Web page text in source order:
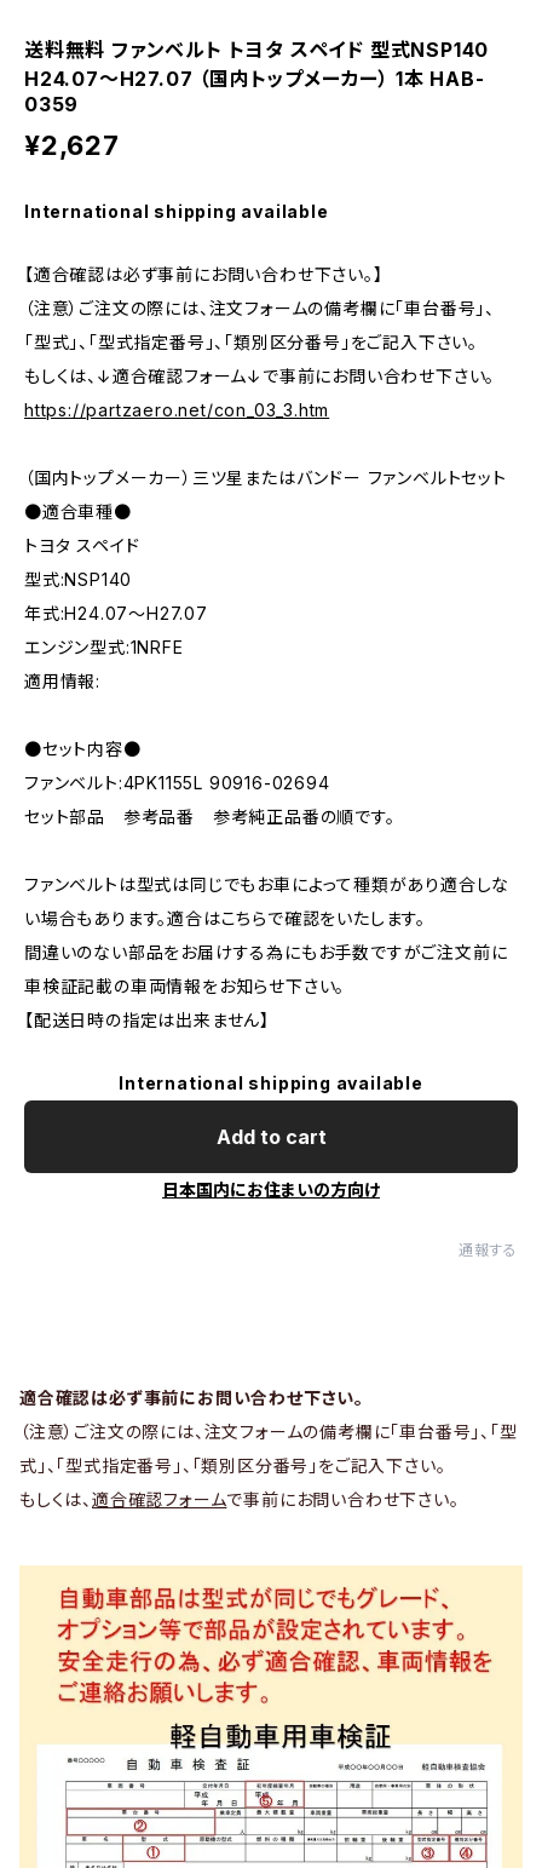
送料無料 ファンベルト トヨタ スペイド 型式NSP140
H24.07～H27.07 （国内トップメーカー） 1本 HAB-
0359
¥2,627
International shipping available
【適合確認は必ず事前にお問い合わせ下さい。】
（注意）ご注文の際には、注文フォームの備考欄に「車台番号」、
「型式」、「型式指定番号」、「類別区分番号」をご記入下さい。
もしくは、↓適合確認フォーム↓で事前にお問い合わせ下さい。
https://partzaero.net/con_03_3.htm
（国内トップメーカー）三ツ星またはバンドー ファンベルトセット
●適合車種●
トヨタ スペイド
型式:NSP140
年式:H24.07～H27.07
エンジン型式:1NRFE
適用情報:
●セット内容●
ファンベルト:4PK1155L 90916-02694
セット部品 参考品番 参考純正品番の順です。
ファンベルトは型式は同じでもお車によって種類があり適合しな
い場合もあります。適合はこちらで確認をいたします。
間違いのない部品をお届けする為にもお手数ですがご注文前に
車検証記載の車両情報をお知らせ下さい。
【配送日時の指定は出来ません】
International shipping available
Add to cart
日本国内にお住まいの方向け
通報する
適合確認は必ず事前にお問い合わせ下さい。
（注意）ご注文の際には、注文フォームの備考欄に「車台番号」、「型
式」、「型式指定番号」、「類別区分番号」をご記入下さい。
もしくは、 適合確認フォームで事前にお問い合わせ下さい。